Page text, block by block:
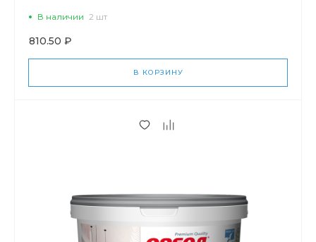
В наличии 2 шт
810.50 ₽
В КОРЗИНУ